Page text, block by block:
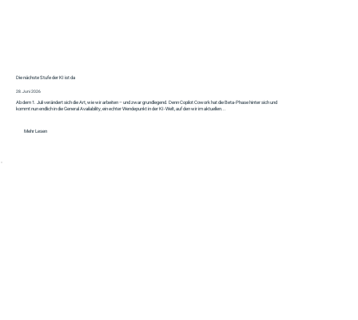
Die nächste Stufe der KI ist da
28. Juni 2026
Ab dem 1. Juli verändert sich die Art, wie wir arbeiten – und zwar grundlegend. Denn Copilot Cowork hat die Beta-Phase hinter sich und
kommt nun endlich in die General Availability, ein echter Wendepunkt in der KI-Welt, auf den wir im aktuellen...
Mehr Lesen